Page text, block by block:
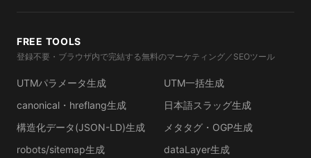
FREE TOOLS
登録不要・ブラウザ内で完結する無料のマーケティング／SEOツール
UTMパラメータ生成
UTM一括生成
canonical・hreflang生成
日本語スラッグ生成
構造化データ(JSON-LD)生成
メタタグ・OGP生成
robots/sitemap生成
dataLayer生成